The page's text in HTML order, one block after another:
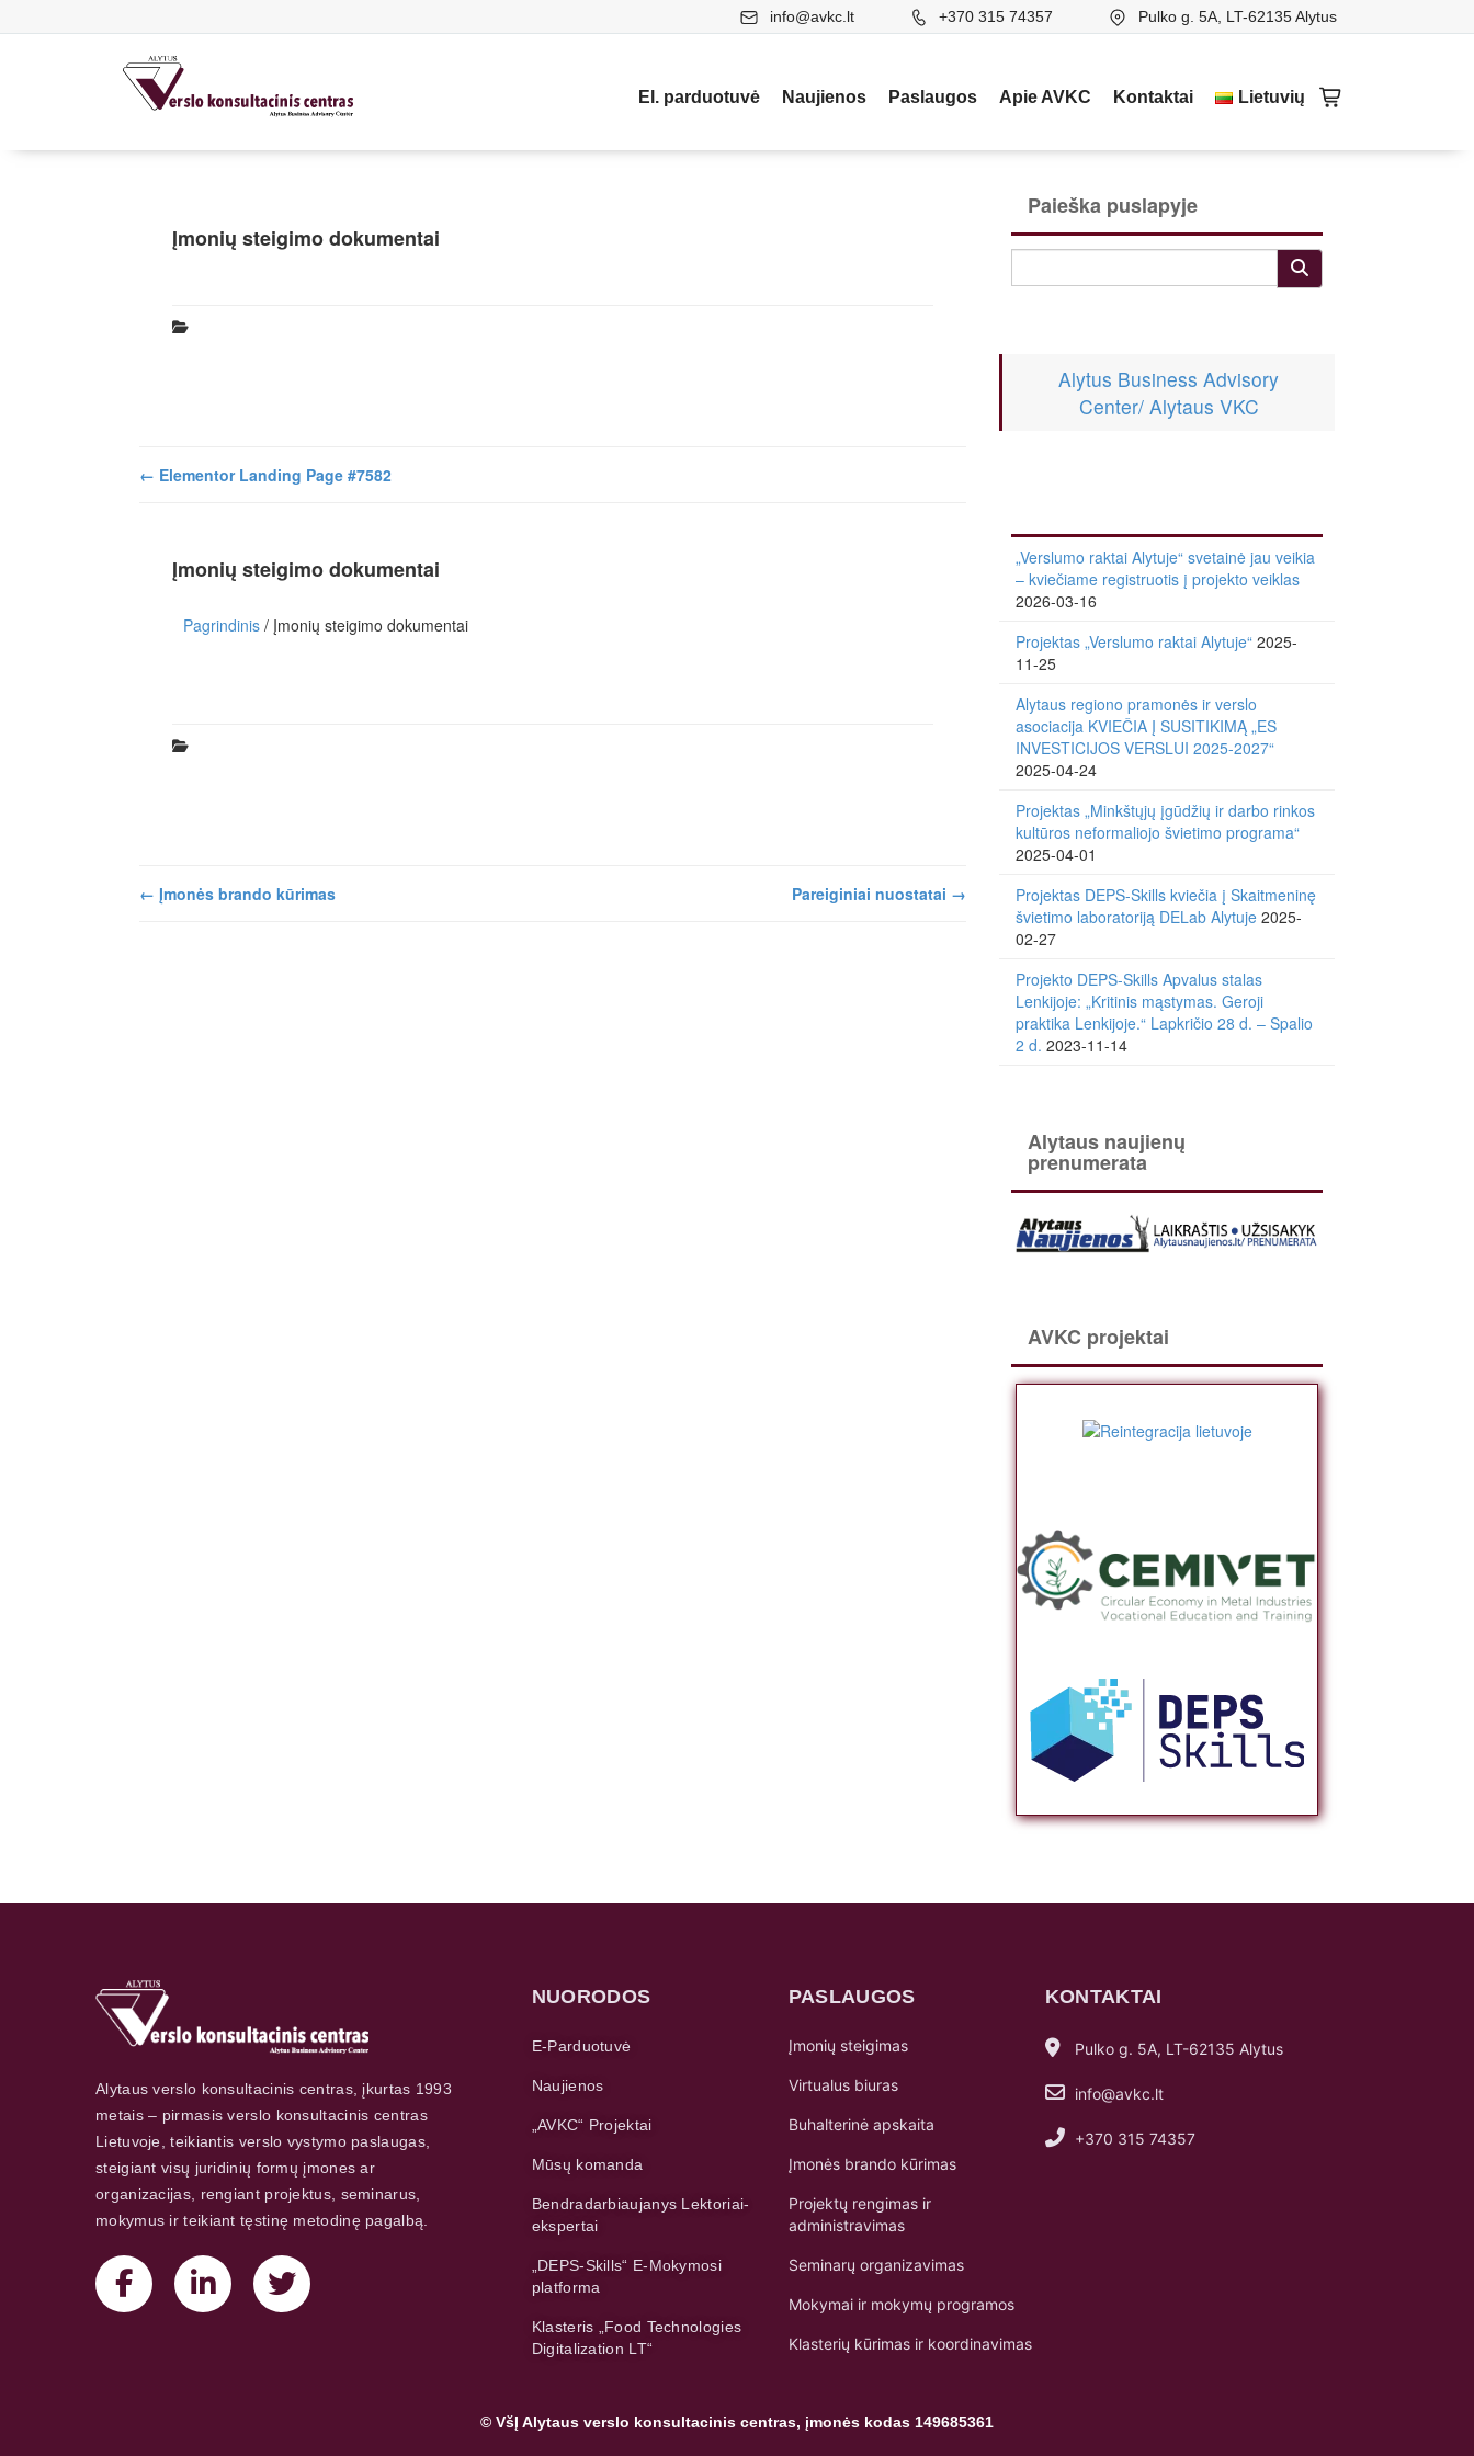
info@avkc.lt +370 315 74357 Pulko g. 5A, LT-62135 Alytus
El. parduotuvė Naujienos Paslaugos Apie AVKC Kontaktai Lietuvių
Įmonių steigimo dokumentai
← Elementor Landing Page #7582
Įmonių steigimo dokumentai
Pagrindinis / Įmonių steigimo dokumentai
← Įmonės brando kūrimas Pareiginiai nuostatai →
Paieška puslapyje
Alytus Business Advisory
Center/ Alytaus VKC
„Verslumo raktai Alytuje“ svetainė jau veikia
– kviečiame registruotis į projekto veiklas
2026-03-16
Projektas „Verslumo raktai Alytuje“ 2025-
11-25
Alytaus regiono pramonės ir verslo
asociacija KVIEČIA Į SUSITIKIMĄ „ES
INVESTICIJOS VERSLUI 2025-2027“
2025-04-24
Projektas „Minkštųjų įgūdžių ir darbo rinkos
kultūros neformaliojo švietimo programa“
2025-04-01
Projektas DEPS-Skills kviečia į Skaitmeninę
švietimo laboratoriją DELab Alytuje 2025-
02-27
Projekto DEPS-Skills Apvalus stalas
Lenkijoje: „Kritinis mąstymas. Geroji
praktika Lenkijoje.“ Lapkričio 28 d. – Spalio
2 d. 2023-11-14
Alytaus naujienų
prenumerata
AVKC projektai
Alytaus verslo konsultacinis centras, įkurtas 1993
metais – pirmasis verslo konsultacinis centras
Lietuvoje, teikiantis verslo vystymo paslaugas,
steigiant visų juridinių formų įmones ar
organizacijas, rengiant projektus, seminarus,
mokymus ir teikiant tęstinę metodinę pagalbą.
NUORODOS
E-Parduotuvė
Naujienos
„AVKC“ Projektai
Mūsų komanda
Bendradarbiaujanys Lektoriai-
ekspertai
„DEPS-Skills“ E-Mokymosi
platforma
Klasteris „Food Technologies
Digitalization LT“
PASLAUGOS
Įmonių steigimas
Virtualus biuras
Buhalterinė apskaita
Įmonės brando kūrimas
Projektų rengimas ir
administravimas
Seminarų organizavimas
Mokymai ir mokymų programos
Klasterių kūrimas ir koordinavimas
KONTAKTAI
Pulko g. 5A, LT-62135 Alytus
info@avkc.lt
+370 315 74357
© VšĮ Alytaus verslo konsultacinis centras, įmonės kodas 149685361